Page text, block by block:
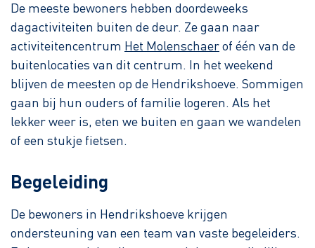
De meeste bewoners hebben doordeweeks
dagactiviteiten buiten de deur. Ze gaan naar
activiteitencentrum Het Molenschaer of één van de
buitenlocaties van dit centrum. In het weekend
blijven de meesten op de Hendrikshoeve. Sommigen
gaan bij hun ouders of familie logeren. Als het
lekker weer is, eten we buiten en gaan we wandelen
of een stukje fietsen.
Begeleiding
De bewoners in Hendrikshoeve krijgen
ondersteuning van een team van vaste begeleiders.